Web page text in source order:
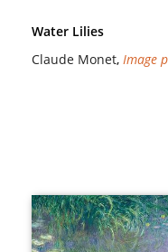
Water Lilies
Claude Monet,Image